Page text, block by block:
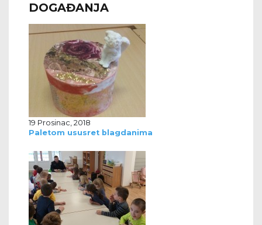
DOGAĐANJA
19 Prosinac, 2018
Paletom ususret blagdanima